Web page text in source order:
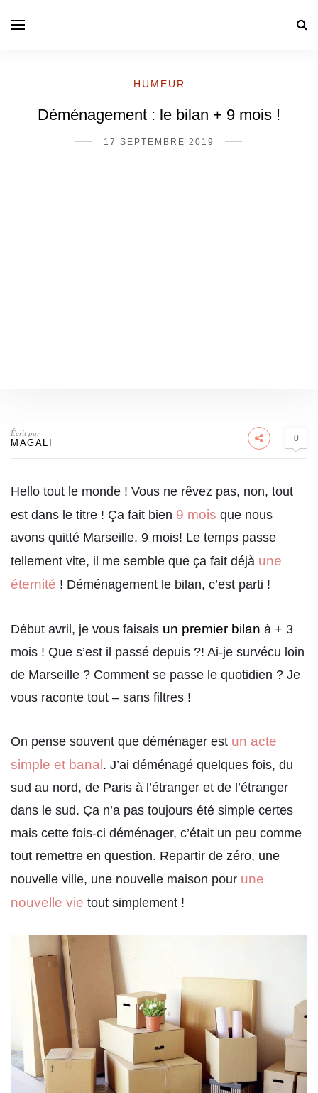
HUMEUR
Déménagement : le bilan + 9 mois !
17 SEPTEMBRE 2019
Écrit par
MAGALI 0
Hello tout le monde ! Vous ne rêvez pas, non, tout
est dans le titre ! Ça fait bien 9 mois que nous
avons quitté Marseille. 9 mois! Le temps passe
tellement vite, il me semble que ça fait déjà une
éternité ! Déménagement le bilan, c’est parti !
Début avril, je vous faisais un premier bilan à + 3
mois ! Que s’est il passé depuis ?! Ai-je survécu loin
de Marseille ? Comment se passe le quotidien ? Je
vous raconte tout – sans filtres !
On pense souvent que déménager est un acte
simple et banal . J’ai déménagé quelques fois, du
sud au nord, de Paris à l’étranger et de l’étranger
dans le sud. Ça n’a pas toujours été simple certes
mais cette fois-ci déménager, c’était un peu comme
tout remettre en question. Repartir de zéro, une
nouvelle ville, une nouvelle maison pour une
nouvelle vie tout simplement !